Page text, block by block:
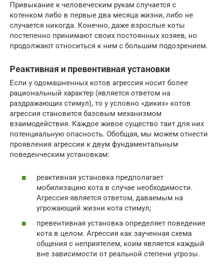
Привыкание к человеческим рукам случается с
котенком либо в первые два месяца жизни, либо не
случается никогда. Конечно, даже взрослые коты
постепенно принимают своих постоянных хозяев, но
продолжают относиться к ним с большим подозрением.
Реактивная и превентивная установки
Если у одомашненных котов агрессия носит более
рациональный характер (является ответом на
раздражающих стимул), то у условно «диких» котов
агрессия становится базовым механизмом
взаимодействия. Каждое живое существо таит для них
потенциальную опасность. Обобщая, мы можем отнести
проявления агрессии к двум фундаментальным
поведенческим установкам:
реактивная установка предполагает
мобилизацию кота в случае необходимости.
Агрессия является ответом, даваемым на
угрожающий жизни кота стимул;
превентивная установка определяет поведение
кота в целом. Агрессия как заученная схема
общения с неприятелем, коим является каждый
вне зависимости от реальной степени угрозы.